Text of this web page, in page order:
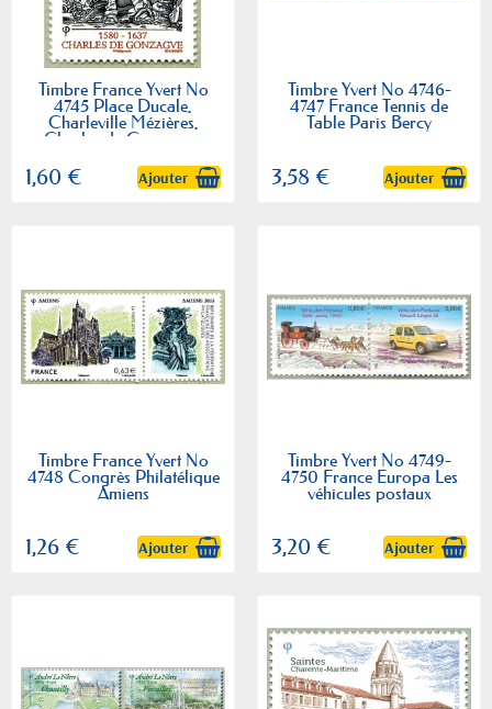
Timbre France Yvert No
4745 Place Ducale,
Charleville Mézières,
Charles de Gonzague
1,60 € Ajouter
Timbre Yvert No 4746-
4747 France Tennis de
Table Paris Bercy
3,58 € Ajouter
Timbre France Yvert No
4748 Congrès Philatélique
Amiens
1,26 € Ajouter
Timbre Yvert No 4749-
4750 France Europa Les
véhicules postaux
3,20 € Ajouter